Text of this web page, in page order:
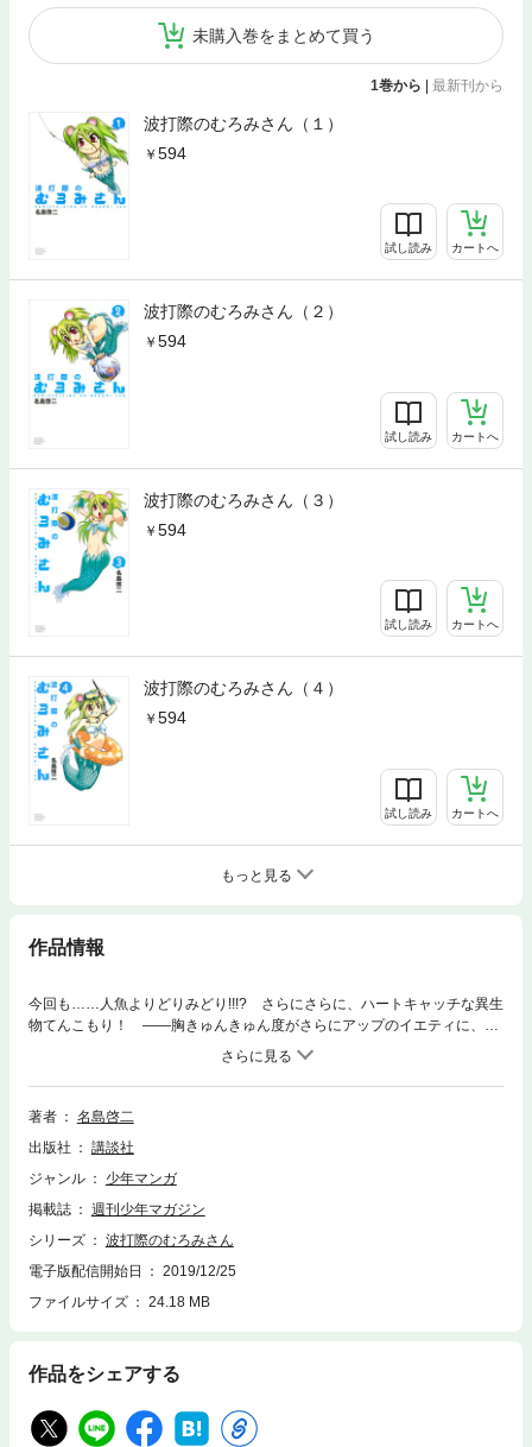
未購入巻をまとめて買う
1巻から | 最新刊から
波打際のむろみさん（１）
594
試し読み カートへ
波打際のむろみさん（２）
594
試し読み カートへ
波打際のむろみさん（３）
594
試し読み カートへ
波打際のむろみさん（４）
594
試し読み カートへ
もっと見る
作品情報
今回も……人魚よりどりみどり!!!? さらにさらに、ハートキャッチな異生
物てんこもり！ ――胸きゅんきゅん度がさらにアップのイエティに、捕
食者の目でむろみさんを見るヤタガラス。そしてオス化（？）していくむ
ろみさん!!? ますます加速していくハートキャッチな異生物てんこもりの
世界は、一度ハマると、どっぷりつかって抜け出せません！
著者
名島啓二
出版社
講談社
ジャンル
少年マンガ
掲載誌
週刊少年マガジン
シリーズ
波打際のむろみさん
電子版配信開始日
2019/12/25
ファイルサイズ
24.18 MB
作品をシェアする